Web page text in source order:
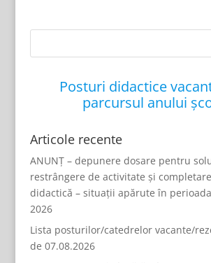
Posturi didactice
parcursul anului
Articole recente
ANUNȚ – depunere dosare pentru
restrângere de activitate și
didactică – situații apărute în
2026
Lista posturilor/catedrelor vacante/
de 07.08.2026